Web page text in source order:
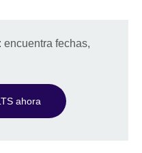
encuentra fechas,
ahora